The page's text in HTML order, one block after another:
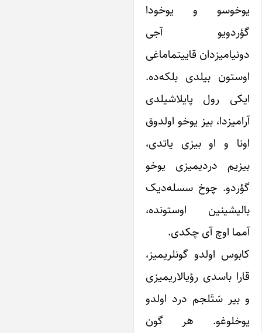
و یوخودا
آجی
قاییتماماغی
بیلدی بلکه‌ده.
رول پایلاشیلدی
بیز یوخو اولدوق
و او بیزی یاتدی،
دردیمیزی یوخو
چوخ سسله‌دیک
اوستونده،
اوچ آی چکدی.
اولدو گونلریمیز،
باسدی رؤیالاریمیزی
بیر سَتَلجم درد اولدو
هر گون